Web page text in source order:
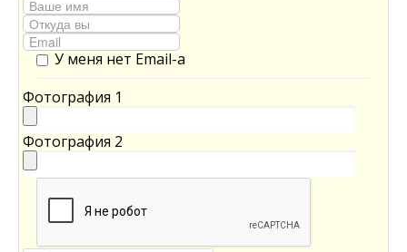
У меня нет Email-а
Фотография 1
Фотография 2